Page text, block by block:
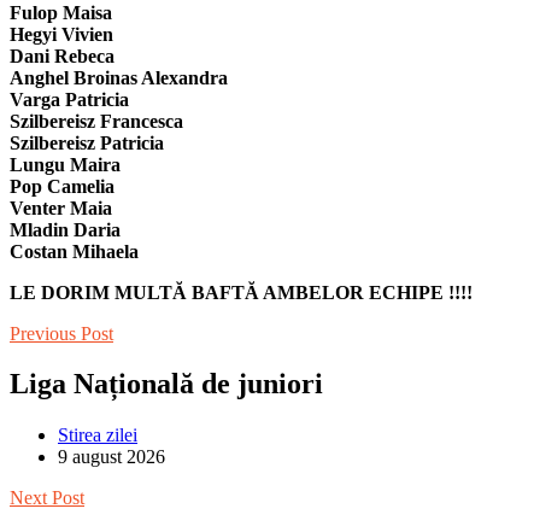
Fulop Maisa
Hegyi Vivien
Dani Rebeca
Anghel Broinas Alexandra
Varga Patricia
Szilbereisz Francesca
Szilbereisz Patricia
Lungu Maira
Pop Camelia
Venter Maia
Mladin Daria
Costan Mihaela
LE DORIM MULTĂ BAFTĂ AMBELOR ECHIPE !!!!
Previous Post
Liga Națională de juniori
Stirea zilei
9 august 2026
Next Post